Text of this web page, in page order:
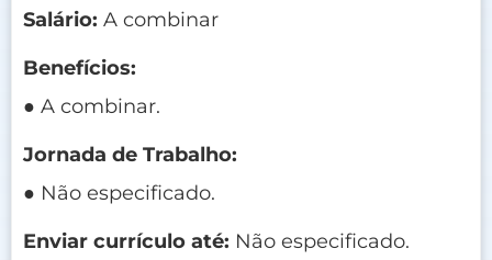
Salário: A combinar
Benefícios:
● A combinar.
Jornada de Trabalho:
● Não especificado.
Enviar currículo até: Não especificado.